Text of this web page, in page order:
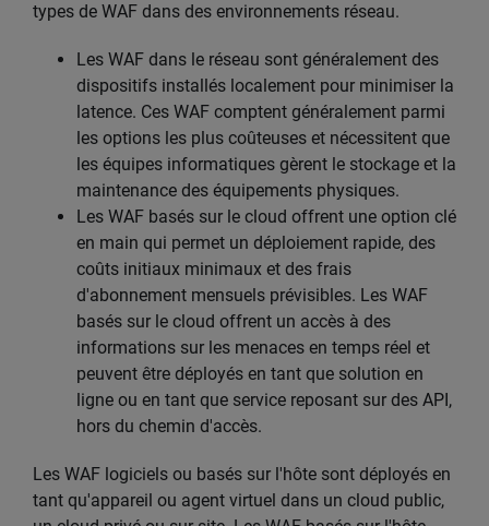
types de WAF dans des environnements réseau.
Les WAF dans le réseau sont généralement des
dispositifs installés localement pour minimiser la
latence. Ces WAF comptent généralement parmi
les options les plus coûteuses et nécessitent que
les équipes informatiques gèrent le stockage et la
maintenance des équipements physiques.
Les WAF basés sur le cloud offrent une option clé
en main qui permet un déploiement rapide, des
coûts initiaux minimaux et des frais
d'abonnement mensuels prévisibles. Les WAF
basés sur le cloud offrent un accès à des
informations sur les menaces en temps réel et
peuvent être déployés en tant que solution en
ligne ou en tant que service reposant sur des API,
hors du chemin d'accès.
Les WAF logiciels ou basés sur l'hôte sont déployés en
tant qu'appareil ou agent virtuel dans un cloud public,